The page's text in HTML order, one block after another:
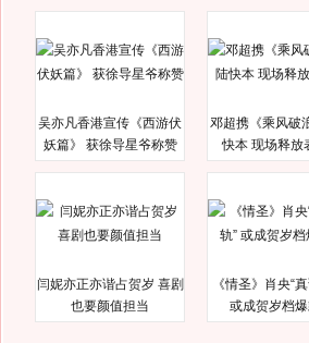
吴亦凡香港宣传《西游伏
妖篇》 获徐导星爷称赞
邓超携《乘风破
快本 现场释放
闫妮亦正亦谐占贺岁 喜剧
也要颜值担当
《情圣》肖央“
或成贺岁档